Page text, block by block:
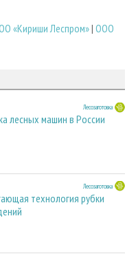
«Кириши Леспром»| ООО
Лесозаготовка
лесных машин в России
Лесозаготовка
технология рубки